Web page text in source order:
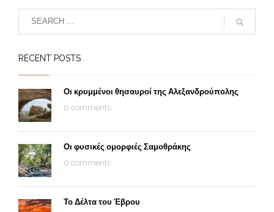
RECENT POSTS
Οι κρυμμένοι θησαυροί της Αλεξανδρούπολης
0 comments
Οι φυσικές ομορφιές Σαμοθράκης
0 comments
Το Δέλτα του Έβρου